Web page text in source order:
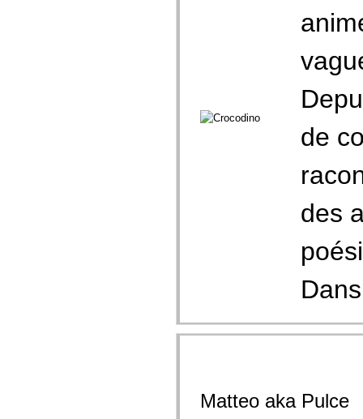
de
des
Matteo aka Pulce